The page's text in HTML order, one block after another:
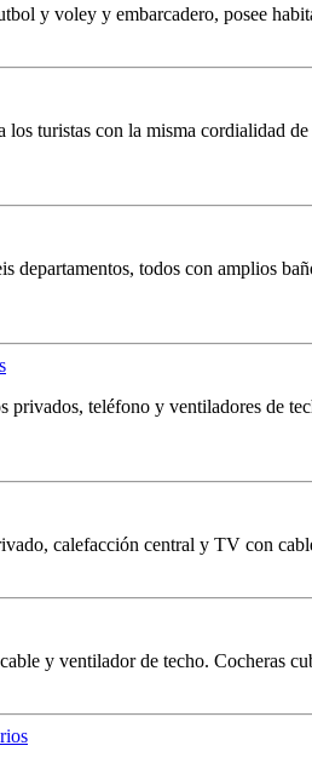
y voley y embarcadero, posee
turistas con la misma cordialidad
todos con amplios
teléfono y ventiladores de
calefacción central y TV con
y ventilador de techo. Cocheras